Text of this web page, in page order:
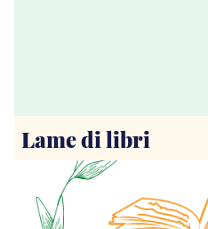
Lame di libri